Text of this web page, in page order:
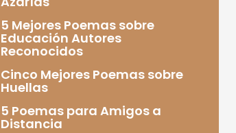
5 Mejores Poemas sobre
Educación Autores
Reconocidos
Cinco Mejores Poemas sobre
Huellas
5 Poemas para Amigos a
Distancia